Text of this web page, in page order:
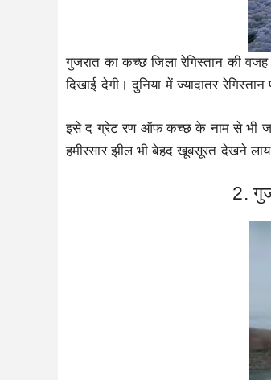
गुजरात का कच्छ जिला रेगिस्तान की
दिखाई देगी। दुनिया में ज्यादातर
इसे द ग्रेट रण ऑफ कच्छ के नाम से भी
हमीरसार झील भी बेहद खूबसूरत देखने
2.